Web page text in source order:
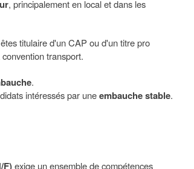
, principalement en local et dans les
titulaire d'un CAP ou d'un titre pro
transport.
.
intéressés par uneembauche stable.
F)exige un ensemble de compétences